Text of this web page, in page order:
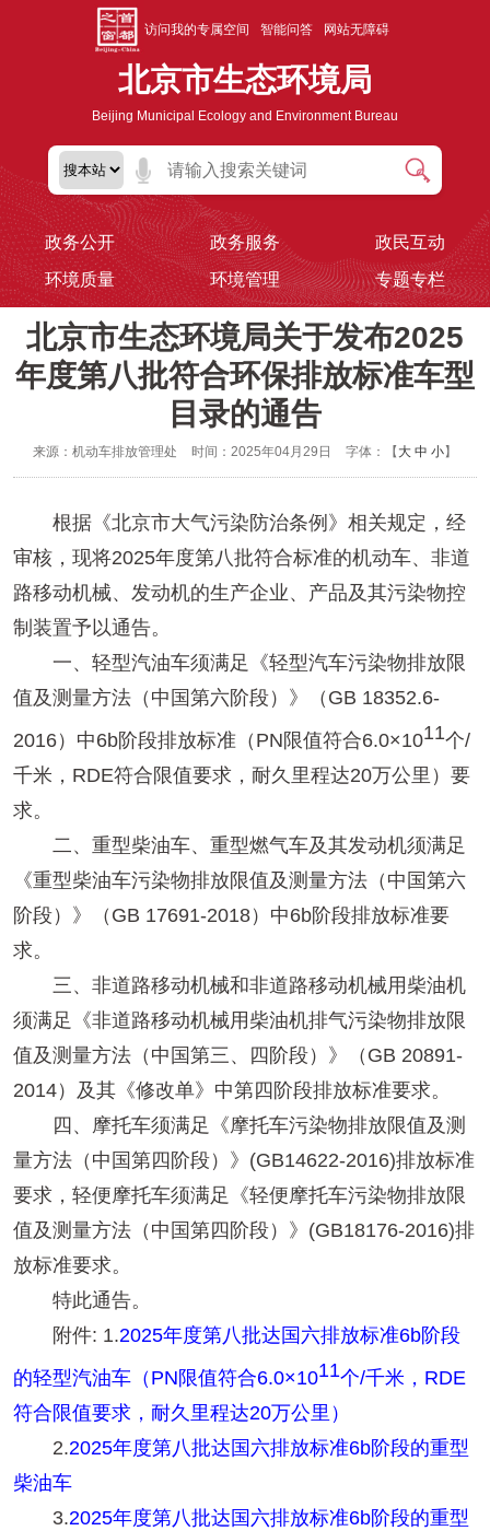
访问我的专属空间 智能问答 网站无障碍
北京市生态环境局
Beijing Municipal Ecology and Environment Bureau
政务公开 政务服务
政民互动
环境质量
环境管理 专题专栏
北京市生态环境局关于发布2025
年度第八批符合环保排放标准车型
目录的通告
来源：机动车排放管理处 时间：2025年04月29日 字体：【 大 中 小】
根据《北京市大气污染防治条例》相关规定，经
审核，现将2025年度第八批符合标准的机动车、非道
路移动机械、发动机的生产企业、产品及其污染物控
制装置予以通告。
一、轻型汽油车须满足《轻型汽车污染物排放限
值及测量方法（中国第六阶段）》（GB 18352.6-
2016）中6b阶段排放标准（PN限值符合6.0×1011个/
千米，RDE符合限值要求，耐久里程达20万公里）要
求。
二、重型柴油车、重型燃气车及其发动机须满足
《重型柴油车污染物排放限值及测量方法（中国第六
阶段）》（GB 17691-2018）中6b阶段排放标准要
求。
三、非道路移动机械和非道路移动机械用柴油机
须满足《非道路移动机械用柴油机排气污染物排放限
值及测量方法（中国第三、四阶段）》（GB 20891-
2014）及其《修改单》中第四阶段排放标准要求。
四、摩托车须满足《摩托车污染物排放限值及测
量方法（中国第四阶段）》(GB14622-2016)排放标准
要求，轻便摩托车须满足《轻便摩托车污染物排放限
值及测量方法（中国第四阶段）》(GB18176-2016)排
放标准要求。
特此通告。
附件: 1.2025年度第八批达国六排放标准6b阶段
的轻型汽油车（PN限值符合6.0×1011个/千米，RDE
符合限值要求，耐久里程达20万公里）
2.2025年度第八批达国六排放标准6b阶段的重型
柴油车
3.2025年度第八批达国六排放标准6b阶段的重型